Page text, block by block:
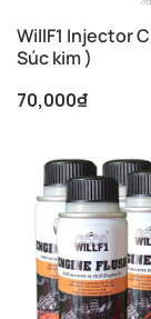
WillF1 Injector
Súc kim )
70,000₫